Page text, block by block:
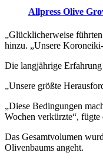
Allpress Olive
„Glück­li­cher­weise
hinzu. „Unsere
Die langjährige
„Unsere größte
„Diese Bedingungen
Wochen verkürzte“, fügte
Das Gesamtvolumen
Olivenbaums angeht.